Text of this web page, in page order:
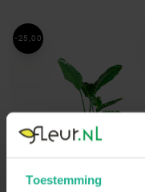
Toestemming
-25,00